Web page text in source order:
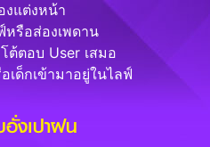
งแต่งหน้า
รือส่องเพดาน
ต้ตอบ User เสมอ
ด็กเข้ามาอยู่ในไลฟ์
งเปาฝน